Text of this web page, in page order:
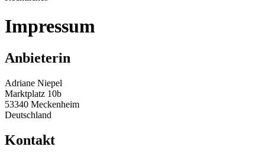
Impressum
Anbieterin
Adriane Niepel
Marktplatz 10b
53340 Meckenheim
Deutschland
Kontakt